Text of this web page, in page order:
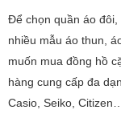
Để chọn quần áo đôi,
nhiều mẫu áo thun,
muốn mua đồng hồ
hàng cung cấp đa
Casio, Seiko,